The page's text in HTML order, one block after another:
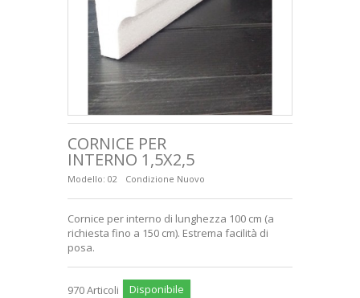
FERRAMENTA
CUBI IMBALLAGGIO
CONSEGNA
SODDISFATTI O RIMBORSATI
CONDIZIONI GENERALI DI VENDITA
CHI SIAMO
PAGAMENTO SICURO
PRIVACY E COOKIES
+
CORNICE PER
INTERNO 1,5X2,5
Modello: 02 Condizione Nuovo
Cornice per interno di lunghezza 100 cm (a
richiesta fino a 150 cm). Estrema facilità di
posa.
970Articoli Disponibile